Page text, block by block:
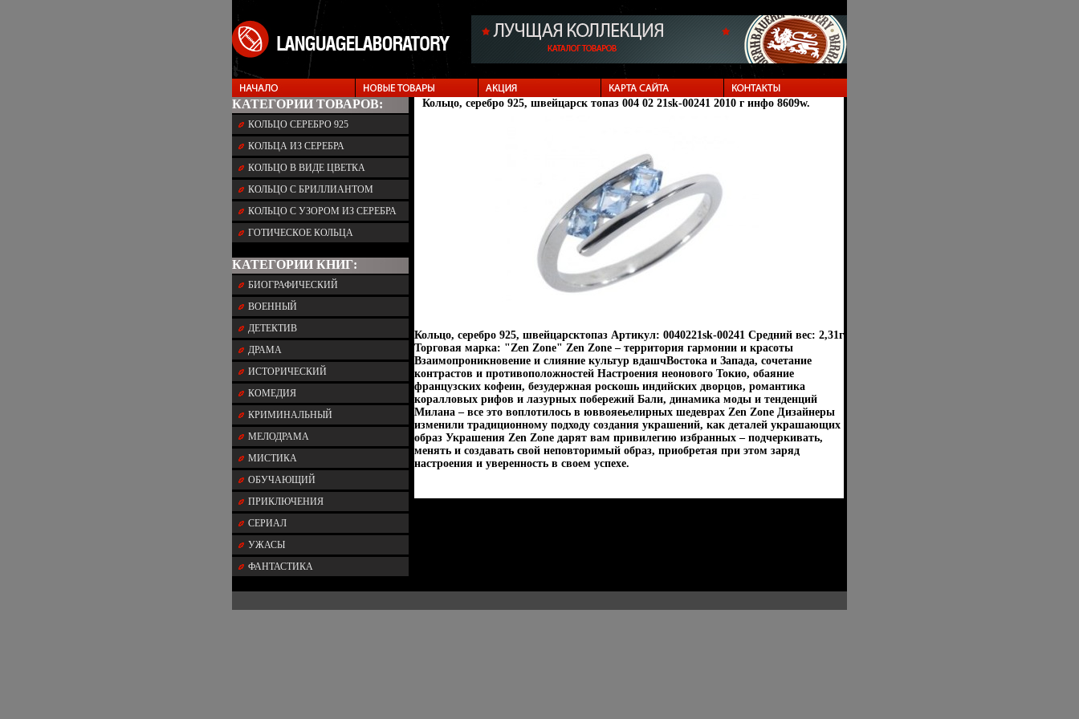
КАТЕГОРИИ ТОВАРОВ:
КОЛЬЦО СЕРЕБРО 925
КОЛЬЦА ИЗ СЕРЕБРА
КОЛЬЦО В ВИДЕ ЦВЕТКА
КОЛЬЦО С БРИЛЛИАНТОМ
КОЛЬЦО С УЗОРОМ ИЗ СЕРЕБРА
ГОТИЧЕСКОЕ КОЛЬЦА
КАТЕГОРИИ КНИГ:
БИОГРАФИЧЕСКИЙ
ВОЕННЫЙ
ДЕТЕКТИВ
ДРАМА
ИСТОРИЧЕСКИЙ
КОМЕДИЯ
КРИМИНАЛЬНЫЙ
МЕЛОДРАМА
МИСТИКА
ОБУЧАЮЩИЙ
ПРИКЛЮЧЕНИЯ
СЕРИАЛ
УЖАСЫ
ФАНТАСТИКА
Кольцо, серебро 925, швейцарск топаз 004 02 21sk-00241 2010 г инфо 8609w.
Кольцо, серебро 925, швейцарсктопаз Артикул: 0040221sk-00241 Средний вес: 2,31г
Торговая марка: "Zen Zone" Zen Zone – территория гармонии и красоты
Взаимопроникновение и слияние культур вдашчВостока и Запада, сочетание
контрастов и противоположностей Настроения неонового Токио, обаяние
французских кофеин, безудержная роскошь индийских дворцов, романтика
коралловых рифов и лазурных побережий Бали, динамика моды и тенденций
Милана – все это воплотилось в юввояеьелирных шедеврах Zen Zone Дизайнеры
изменили традиционному подходу создания украшений, как деталей украшающих
образ Украшения Zen Zone дарят вам привилегию избранных – подчеркивать,
менять и создавать свой неповторимый образ, приобретая при этом заряд
настроения и уверенность в своем успехе.